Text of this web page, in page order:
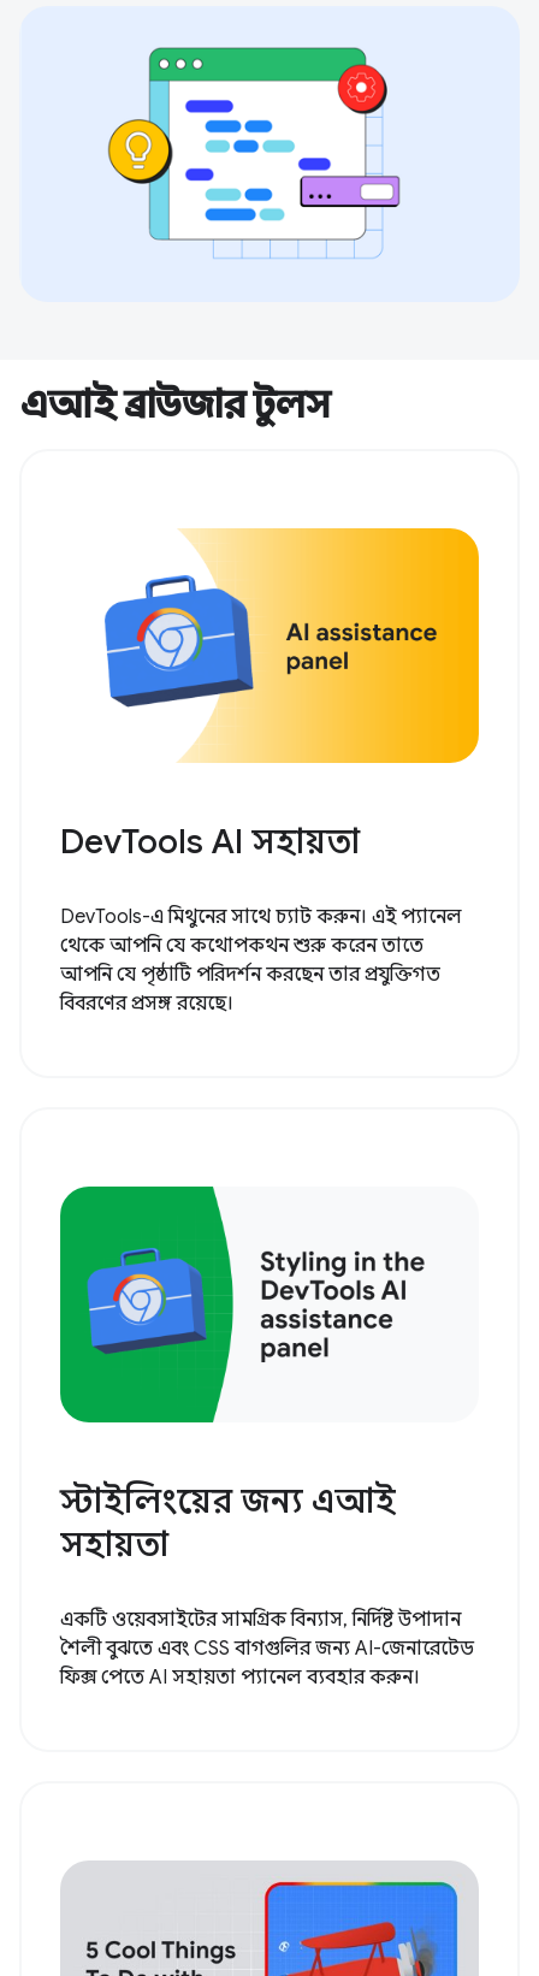
এআই ব্রাউজার টুলস
DevTools AI সহায়তা
DevTools-এ মিথুনের সাথে চ্যাট করুন। এই প্যানেল
থেকে আপনি যে কথোপকথন শুরু করেন তাতে
আপনি যে পৃষ্ঠাটি পরিদর্শন করছেন তার প্রযুক্তিগত
বিবরণের প্রসঙ্গ রয়েছে।
স্টাইলিংয়ের জন্য এআই
সহায়তা
একটি ওয়েবসাইটের সামগ্রিক বিন্যাস, নির্দিষ্ট উপাদান
শৈলী বুঝতে এবং CSS বাগগুলির জন্য AI-জেনারেটেড
ফিক্স পেতে AI সহায়তা প্যানেল ব্যবহার করুন।